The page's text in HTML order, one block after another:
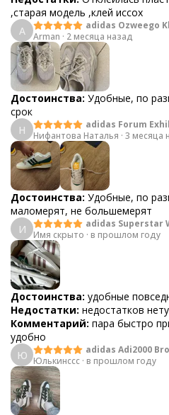
,старая модель ,клей иссох
A
adidas Ozweego
Arman · 2 месяца назад
Достоинства: Удобные, по
срок
Н
adidas Forum
Нифантова Наталья · 3 месяца
Достоинства: Удобные, по
маломерят, не большемерят
И
adidas Superstar
Имя скрыто · в прошлом году
Достоинства: удобные
Недостатки: недостатков
Комментарий: пара быстро
удобно
Ю
adidas Adi2000
Юлькинссс · в прошлом году